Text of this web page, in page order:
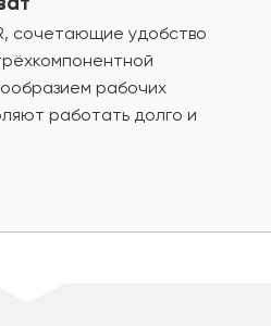
сочетающие удобство
рабочих
работать долго и